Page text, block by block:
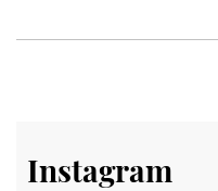
Instagram